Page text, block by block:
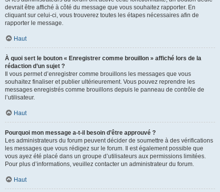
devrait être affiché à côté du message que vous souhaitez rapporter. En
cliquant sur celui-ci, vous trouverez toutes les étapes nécessaires afin de
rapporter le message.
Haut
À quoi sert le bouton « Enregistrer comme brouillon » affiché lors de la
rédaction d’un sujet ?
Il vous permet d’enregistrer comme brouillons les messages que vous
souhaitez finaliser et publier ultérieurement. Vous pouvez reprendre les
messages enregistrés comme brouillons depuis le panneau de contrôle de
l’utilisateur.
Haut
Pourquoi mon message a-t-il besoin d’être approuvé ?
Les administrateurs du forum peuvent décider de soumettre à des vérifications
les messages que vous rédigez sur le forum. Il est également possible que
vous ayez été placé dans un groupe d’utilisateurs aux permissions limitées.
Pour plus d’informations, veuillez contacter un administrateur du forum.
Haut